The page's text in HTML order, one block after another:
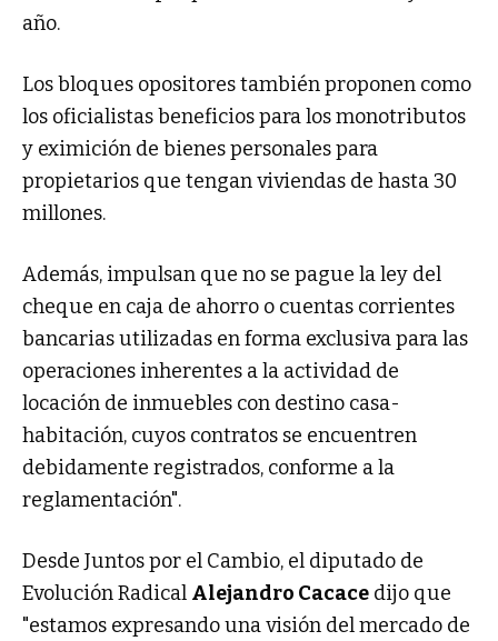
año.
Los bloques opositores también proponen como
los oficialistas beneficios para los monotributos
y eximición de bienes personales para
propietarios que tengan viviendas de hasta 30
millones.
Además, impulsan que no se pague la ley del
cheque en caja de ahorro o cuentas corrientes
bancarias utilizadas en forma exclusiva para las
operaciones inherentes a la actividad de
locación de inmuebles con destino casa-
habitación, cuyos contratos se encuentren
debidamente registrados, conforme a la
reglamentación".
Desde Juntos por el Cambio, el diputado de
Evolución Radical Alejandro Cacace dijo que
"estamos expresando una visión del mercado de